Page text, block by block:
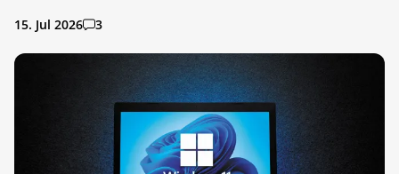
15. Jul 2026 3